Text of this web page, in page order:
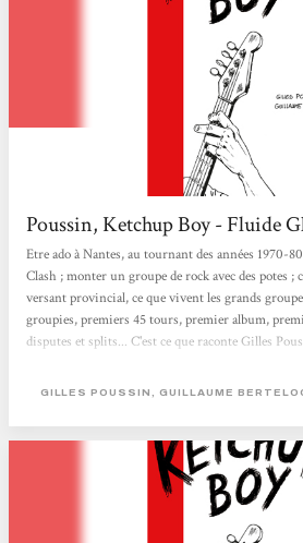
Poussin, Ketchup Boy - Fluide
Etre ado à Nantes, au tournant des années 1970-
Clash ; monter un groupe de rock avec des potes
versant provincial, ce que vivent les grands
groupies, premiers 45 tours, premier album,
disputes et splits... C'est ce que raconte Gilles
même été bassiste de plusieurs groupes de rock
Fluide...
GILLES POUSSIN, GUILLAUME